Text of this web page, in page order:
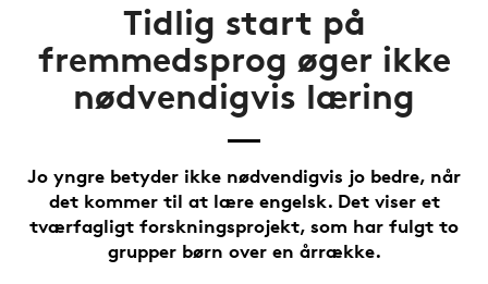
Tidlig start på
fremmedsprog øger ikke
nødvendigvis læring
Jo yngre betyder ikke nødvendigvis jo bedre, når
det kommer til at lære engelsk. Det viser et
tværfagligt forskningsprojekt, som har fulgt to
grupper børn over en årrække.